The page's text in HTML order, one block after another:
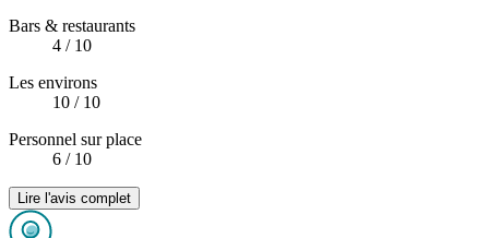
Bars & restaurants
4 / 10
Les environs
10 / 10
Personnel sur place
6 / 10
Lire l'avis complet